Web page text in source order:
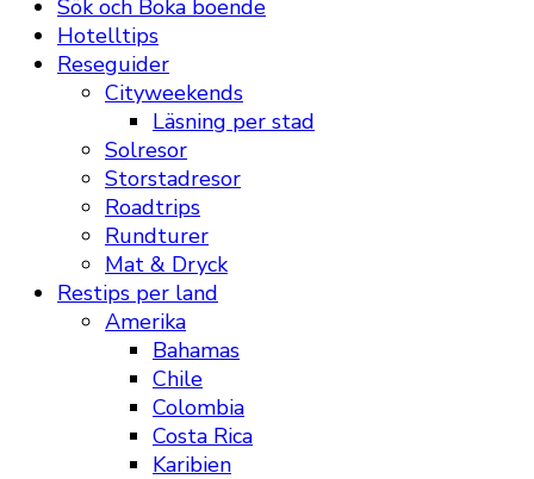
Sök och Boka boende
Hotelltips
Reseguider
Cityweekends
Läsning per stad
Solresor
Storstadresor
Roadtrips
Rundturer
Mat & Dryck
Restips per land
Amerika
Bahamas
Chile
Colombia
Costa Rica
Karibien